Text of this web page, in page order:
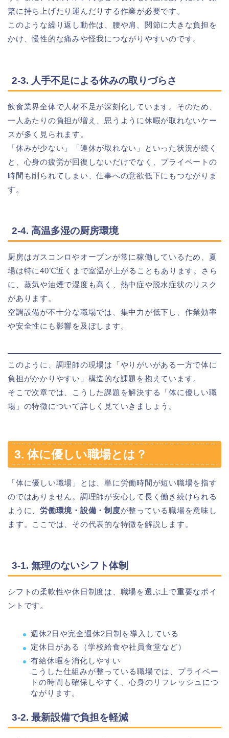
繁に持ち上げたり運んだりする作業が必要です。
このような繰り返し動作は、腰や肩、関節に大きな負担を
かけ、慢性的な痛みや怪我につながりやすいのです。
2-3. 人手不足による休みの取りづらさ
飲食業界全体で人材不足が深刻化しています。そのため、
一人あたりの負担が増え、思うように休暇が取れないケー
スが多く見られます。
「休みが少ない」「連休が取れない」といった状況が続く
と、心身の疲労が回復しないだけでなく、プライベートの
時間も削られてしまい、仕事への意欲低下にもつながりま
す。
2-4. 高温多湿の厨房環境
厨房はガスコンロやオーブンが常に稼働しているため、夏
場は特に40℃近くまで室温が上がることもあります。さら
に、蒸気や油煙で湿度も高く、熱中症や脱水症状のリスク
があります。
空調設備が不十分な職場では、集中力が低下し、作業効率
や安全性にも影響を及ぼします。
このように、調理師の現場は「やりがいがある一方で体に
負担がかかりやすい」構造的な課題を抱えています。
そこで次章では、こうした課題を解決する「体に優しい職
場」の特徴について詳しく見ていきましょう。
3. 体に優しい職場とは？
「体に優しい職場」とは、単に労働時間が短い職場を指す
のではありません。調理師が安心して長く働き続けられる
ように、労働環境・設備・制度が整っている職場を意味し
ます。ここでは、その代表的な特徴を解説します。
3-1. 無理のないシフト体制
シフトの柔軟性や休日制度は、職場を選ぶ上で重要なポイ
ントです。
週休2日や完全週休2日制を導入している
定休日がある（学校給食や社員食堂など）
有給休暇を消化しやすい
こうした仕組みが整っている職場では、プライベー
トの時間も確保しやすく、心身のリフレッシュにつ
ながります。
3-2. 最新設備で負担を軽減